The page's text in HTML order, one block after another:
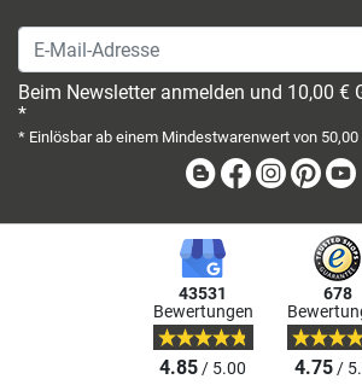
E-Mail-Adresse
Beim Newsletter anmelden und 10,00 €
*
* Einlösbar ab einem Mindestwarenwert von 50,00
BlogFacebook
43531
Bewertungen
4.85/ 5.00
678
4.75/